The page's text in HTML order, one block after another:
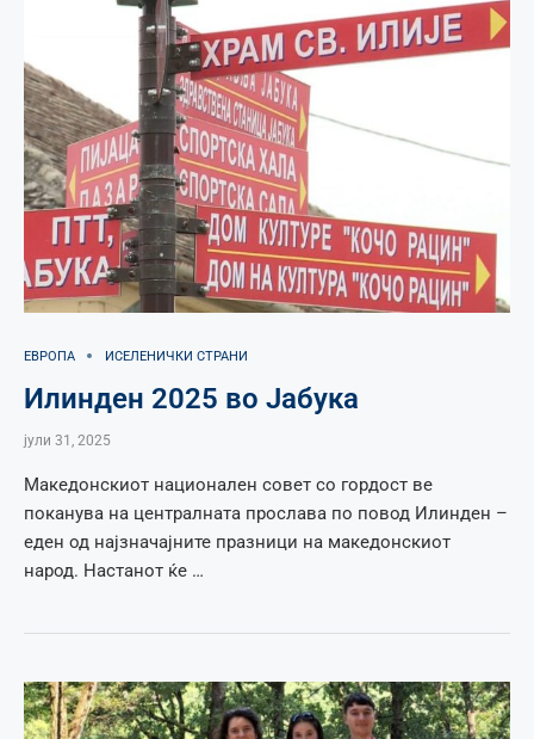
ЕВРОПА ИСЕЛЕНИЧКИ СТРАНИ
Илинден 2025 во Јабука
јули 31, 2025
Македонскиот национален совет со гордост ве
поканува на централната прослава по повод Илинден –
еден од најзначајните празници на македонскиот
народ. Настанот ќе …